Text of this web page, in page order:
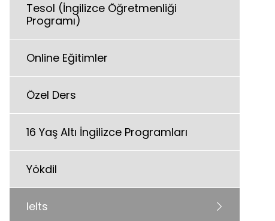
Tesol (İngilizce Öğretmenliği
Programı)
Online Eğitimler
Özel Ders
16 Yaş Altı İngilizce Programları
Yökdil
Ielts